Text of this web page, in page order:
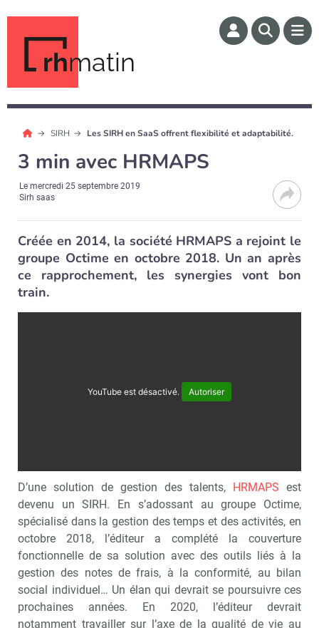
rhmatin
SIRH Les SIRH en SaaS offrent flexibilité et adaptabilité.
3 min avec HRMAPS
Lemercredi 25 septembre 2019
Sirh saas
Créée en 2014, la société HRMAPS a rejoint le
groupe Octime en octobre 2018. Un an après
ce rapprochement, les synergies vont bon
train.
YouTube est désactivé. Autoriser
D’une solution de gestion des talents, HRMAPS est
devenu un SIRH. En s’adossant au groupe Octime,
spécialisé dans la gestion des temps et des activités, en
octobre 2018, l’éditeur a complété la couverture
fonctionnelle de sa solution avec des outils liés à la
gestion des notes de frais, à la conformité, au bilan
social individuel… Un élan qui devrait se poursuivre ces
prochaines années. En 2020, l’éditeur devrait
notamment travailler sur l’axe de la qualité de vie au